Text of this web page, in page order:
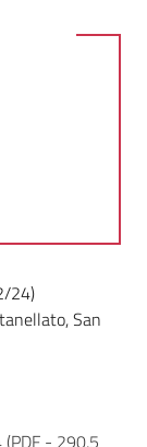
24)
San
(PDF - 290,5